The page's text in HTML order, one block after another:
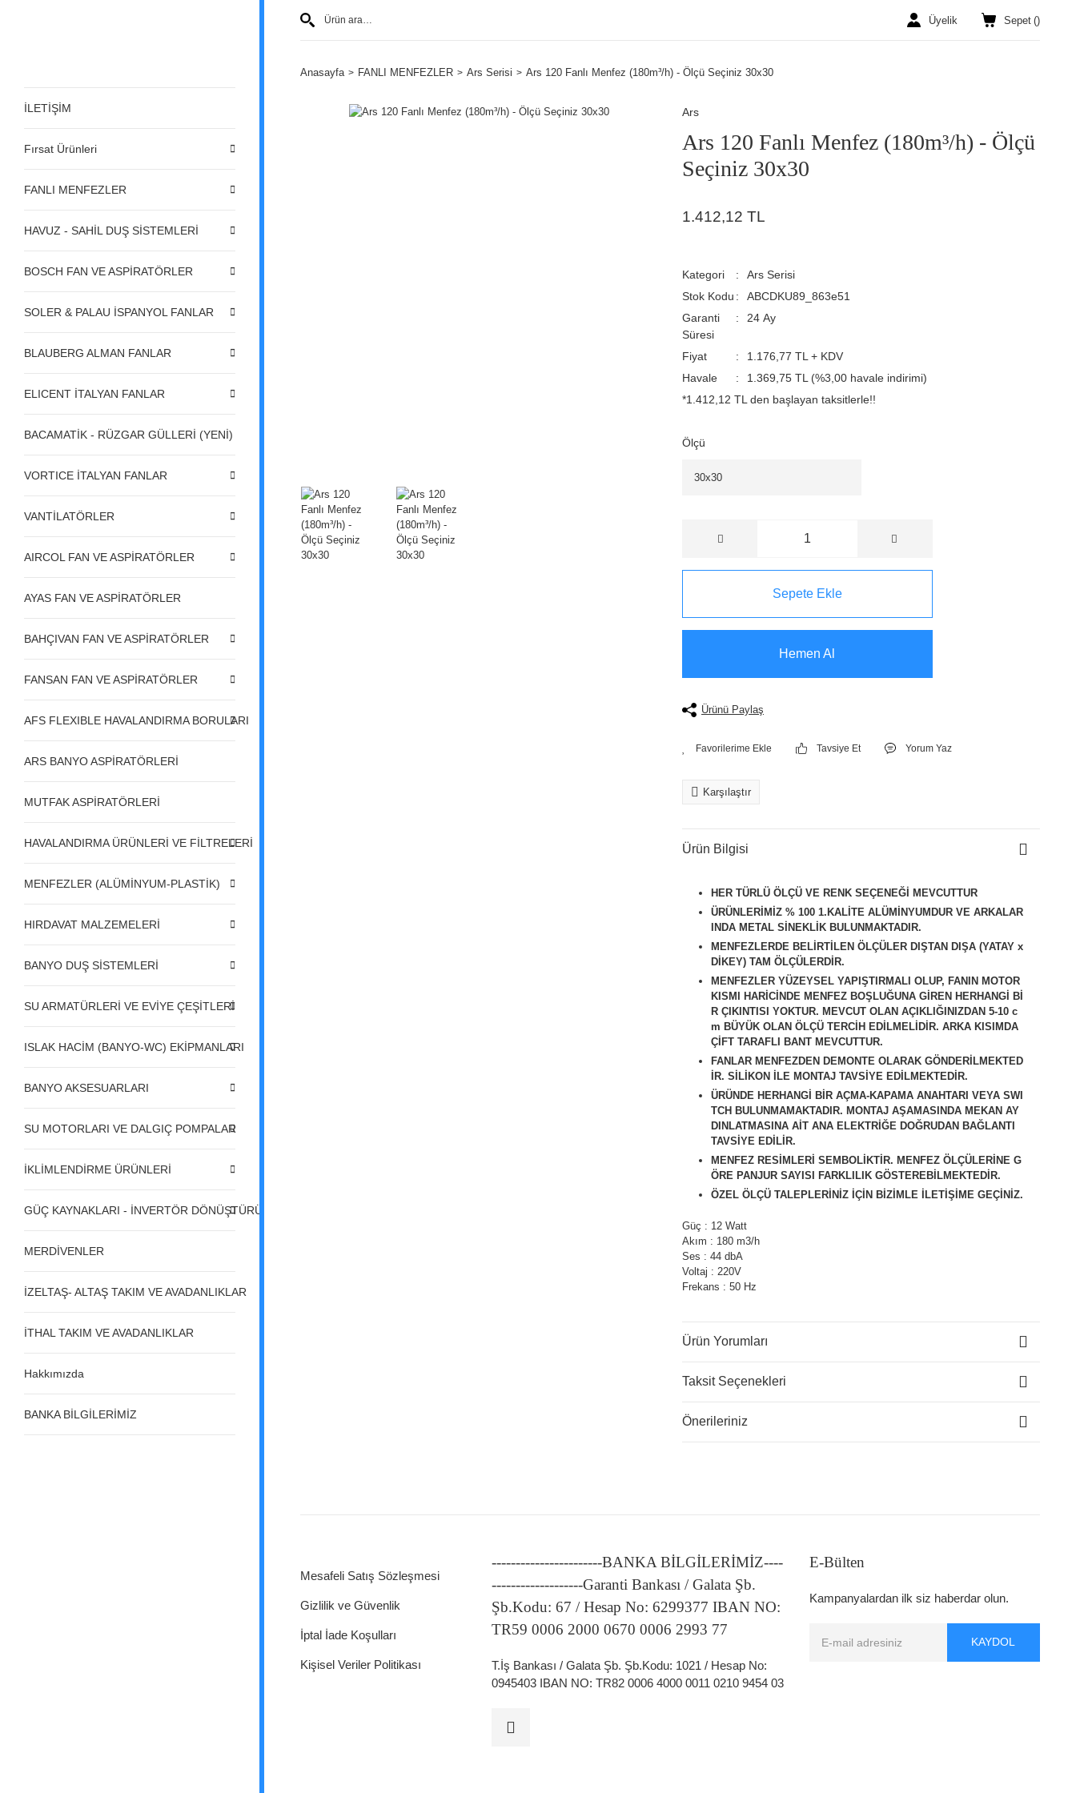
İLETİŞİM
Fırsat Ürünleri
FANLI MENFEZLER
HAVUZ - SAHİL DUŞ SİSTEMLERİ
BOSCH FAN VE ASPİRATÖRLER
SOLER & PALAU İSPANYOL FANLAR
BLAUBERG ALMAN FANLAR
ELICENT İTALYAN FANLAR
BACAMATİK - RÜZGAR GÜLLERİ (YENİ)
VORTICE İTALYAN FANLAR
VANTİLATÖRLER
AIRCOL FAN VE ASPİRATÖRLER
AYAS FAN VE ASPİRATÖRLER
BAHÇIVAN FAN VE ASPİRATÖRLER
FANSAN FAN VE ASPİRATÖRLER
AFS FLEXIBLE HAVALANDIRMA BORULARI
ARS BANYO ASPİRATÖRLERİ
MUTFAK ASPİRATÖRLERİ
HAVALANDIRMA ÜRÜNLERİ VE FİLTRELERİ
MENFEZLER (ALÜMİNYUM-PLASTİK)
HIRDAVAT MALZEMELERİ
BANYO DUŞ SİSTEMLERİ
SU ARMATÜRLERİ VE EVİYE ÇEŞİTLERİ
ISLAK HACİM (BANYO-WC) EKİPMANLARI
BANYO AKSESUARLARI
SU MOTORLARI VE DALGIÇ POMPALAR
İKLİMLENDİRME ÜRÜNLERİ
GÜÇ KAYNAKLARI - İNVERTÖR DÖNÜŞTÜRÜCÜLER - REGÜLATÖRLER
MERDİVENLER
İZELTAŞ- ALTAŞ TAKIM VE AVADANLIKLAR
İTHAL TAKIM VE AVADANLIKLAR
Hakkımızda
BANKA BİLGİLERİMİZ
Üyelik Sepet ()
Anasayfa FANLI MENFEZLER Ars Serisi Ars 120 Fanlı Menfez (180m³/h) - Ölçü Seçiniz 30x30
Ars
Ars 120 Fanlı Menfez (180m³/h) - Ölçü
Seçiniz 30x30
1.412,12 TL
Kategori
Ars Serisi
Stok Kodu
ABCDKU89_863e51
Garanti
Süresi
24 Ay
Fiyat
1.176,77 TL + KDV
Havale
1.369,75 TL (%3,00 havale indirimi)
*1.412,12 TL den başlayan taksitlerle!!
Ölçü
Sepete Ekle
Hemen Al
Ürünü Paylaş
Tavsiye Et Yorum Yaz
Karşılaştır
Ürün Bilgisi
HER TÜRLÜ ÖLÇÜ VE RENK SEÇENEĞİ MEVCUTTUR
ÜRÜNLERİMİZ % 100 1.KALİTE ALÜMİNYUMDUR VE ARKALAR
INDA METAL SİNEKLİK BULUNMAKTADIR.
MENFEZLERDE BELİRTİLEN ÖLÇÜLER DIŞTAN DIŞA (YATAY x
DİKEY) TAM ÖLÇÜLERDİR.
MENFEZLER YÜZEYSEL YAPIŞTIRMALI OLUP, FANIN MOTOR
KISMI HARİCİNDE MENFEZ BOŞLUĞUNA GİREN HERHANGİ Bİ
R ÇIKINTISI YOKTUR. MEVCUT OLAN AÇIKLIĞINIZDAN 5-10 c
m BÜYÜK OLAN ÖLÇÜ TERCİH EDİLMELİDİR. ARKA KISIMDA
ÇİFT TARAFLI BANT MEVCUTTUR.
FANLAR MENFEZDEN DEMONTE OLARAK GÖNDERİLMEKTED
İR. SİLİKON İLE MONTAJ TAVSİYE EDİLMEKTEDİR.
ÜRÜNDE HERHANGİ BİR AÇMA-KAPAMA ANAHTARI VEYA SWI
TCH BULUNMAMAKTADIR. MONTAJ AŞAMASINDA MEKAN AY
DINLATMASINA AİT ANA ELEKTRİĞE DOĞRUDAN BAĞLANTI
TAVSİYE EDİLİR.
M ENFEZ RESİMLERİ SEMBOLİKTİR. MENFEZ ÖLÇÜLERİNE G
ÖRE PANJUR SAYISI FARKLILIK GÖSTEREBİLMEKTEDİR.
ÖZEL ÖLÇÜ TALEPLERİNİZ İÇİN BİZİMLE İLETİŞİME GEÇİNİZ.
Güç : 12 Watt
Akım : 180 m3/h
Ses : 44 dbA
Voltaj : 220V
Frekans : 50 Hz
Ürün Yorumları
Taksit Seçenekleri
Önerileriniz
Mesafeli Satış Sözleşmesi
Gizlilik ve Güvenlik
İptal İade Koşulları
Kişisel Veriler Politikası
-----------------------BANKA BİLGİLERİMİZ----
-------------------Garanti Bankası / Galata Şb.
Şb.Kodu: 67 / Hesap No: 6299377 IBAN NO:
TR59 0006 2000 0670 0006 2993 77
T.İş Bankası / Galata Şb. Şb.Kodu: 1021 / Hesap No:
0945403 IBAN NO: TR82 0006 4000 0011 0210 9454 03
E-Bülten
Kampanyalardan ilk siz haberdar olun.
KAYDOL